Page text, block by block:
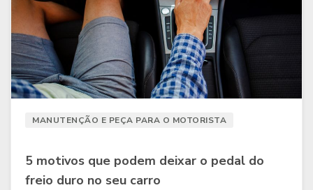
MANUTENÇÃO E PEÇA PARA O MOTORISTA
5 motivos que podem deixar o pedal do
freio duro no seu carro